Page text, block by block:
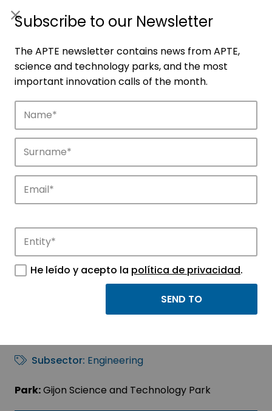
Companies
Discover the companies that drive
innovation in APTE’s parks.
Subsector: Engineering
Park:Gijon Science and Technology Park
Subscribe to our Newsletter
The APTE newsletter contains news from APTE,
science and technology parks, and the most
important innovation calls of the month.
He leído y acepto la política de privacidad.